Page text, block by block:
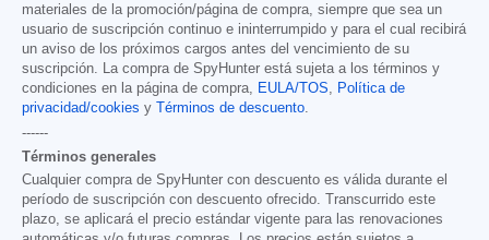
materiales de la promoción/página de compra, siempre que sea un
usuario de suscripción continuo e ininterrumpido y para el cual recibirá
un aviso de los próximos cargos antes del vencimiento de su
suscripción. La compra de SpyHunter está sujeta a los términos y
condiciones en la página de compra, EULA/TOS, Política de
privacidad/cookies y Términos de descuento.
------
Términos generales
Cualquier compra de SpyHunter con descuento es válida durante el
período de suscripción con descuento ofrecido. Transcurrido este
plazo, se aplicará el precio estándar vigente para las renovaciones